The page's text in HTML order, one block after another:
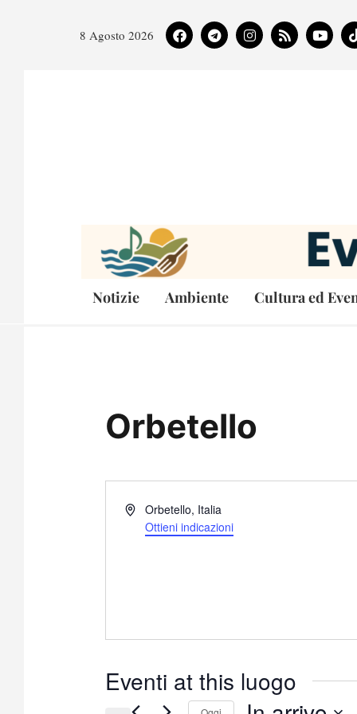
8 Agosto 2026
Notizie Ambiente Cultura ed
Orbetello
I
Orbetello, Italia
Ottieni indicazioni
Eventi at this luogo